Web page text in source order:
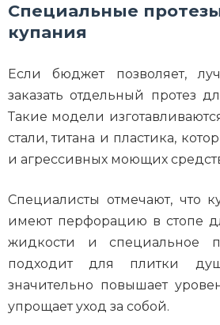
Специальные
купания
Если бюджет позволяет,
заказать отдельный протез
Такие модели
стали, титана и пластика,
и агрессивных моющих
Специалисты отмечают, что
имеют перфорацию в стопе
жидкости и специальное
подходит для плитки
значительно повышает
упрощает уход за собой.